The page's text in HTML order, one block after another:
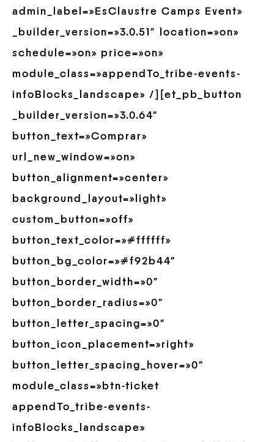
admin_label=»EsClaustre Camps Event»
_builder_version=»3.0.51″ location=»on»
schedule=»on» price=»on»
module_class=»appendTo_tribe-events-
infoBlocks_landscape» /][et_pb_button
_builder_version=»3.0.64″
button_text=»Comprar»
url_new_window=»on»
button_alignment=»center»
background_layout=»light»
custom_button=»off»
button_text_color=»#ffffff»
button_bg_color=»#f92b44″
button_border_width=»0″
button_border_radius=»0″
button_letter_spacing=»0″
button_icon_placement=»right»
button_letter_spacing_hover=»0″
module_class=»btn-ticket
appendTo_tribe-events-
infoBlocks_landscape»